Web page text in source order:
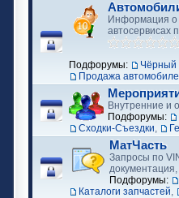
Информация о
автосервисах
Подфорумы:
Чёрный
Продажа
Внутренние и
Подфорумы:
Сходки-Съездки,
МатЧасть
Запросы по
Подфорумы:
Каталоги запчастей,